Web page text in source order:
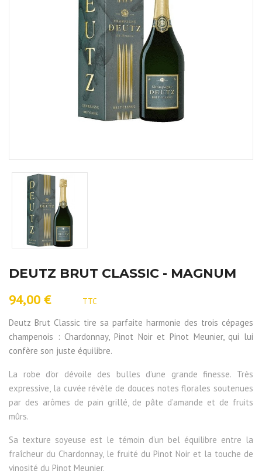
DEUTZ BRUT CLASSIC - MAGNUM
94,00 € TTC
Deutz Brut Classic tire sa parfaite harmonie des trois cépages
champenois : Chardonnay, Pinot Noir et Pinot Meunier, qui lui
confère son juste équilibre.
La robe d’or dévoile des bulles d’une grande finesse. Très
expressive, la cuvée révèle de douces notes florales soutenues
par des arômes de pain grillé, de pâte d’amande et de fruits
mûrs.
Sa texture soyeuse est le témoin d’un bel équilibre entre la
fraîcheur du Chardonnay, le fruité du Pinot Noir et la touche de
vinosité du Pinot Meunier.